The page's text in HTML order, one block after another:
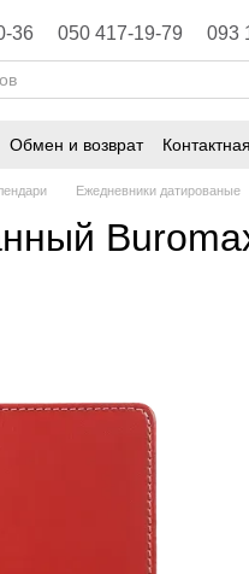
36 050 417-19-79 093
Обмен и возврат
Ежедневники датированые